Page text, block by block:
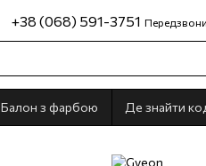
+38 (068) 591-3751
Балон з фарбою Де знайти